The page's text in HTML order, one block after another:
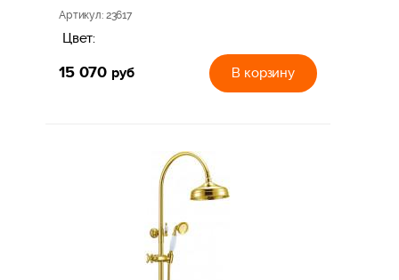
Артикул: 23617
Цвет:
15 070 руб В корзину